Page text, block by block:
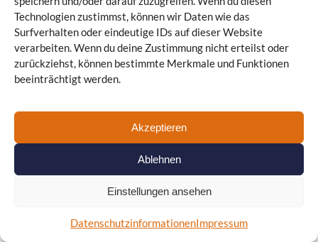
Technologien zustimmst, können wir Daten wie das
Surfverhalten oder eindeutige IDs auf dieser Website
verarbeiten. Wenn du deine Zustimmung nicht erteilst oder
zurückziehst, können bestimmte Merkmale und Funktionen
beeinträchtigt werden.
Akzeptieren
Ablehnen
Einstellungen ansehen
DatenschutzinformationenImpressum